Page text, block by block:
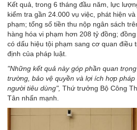
Kết quả, trong 6 tháng đầu năm, lực
kiểm tra gần 24.000 vụ việc, phát hiện
phạm; tổng số tiền thu nộp ngân sách
hàng hóa vi phạm hơn 208 tỷ đồng;
có dấu hiệu tội phạm sang cơ quan điều
định của pháp luật.
"Những kết quả này góp phần quan
trường, bảo vệ quyền và lợi ích hợp
người tiêu dùng", Thứ trưởng Bộ Công
Tân nhấn mạnh.